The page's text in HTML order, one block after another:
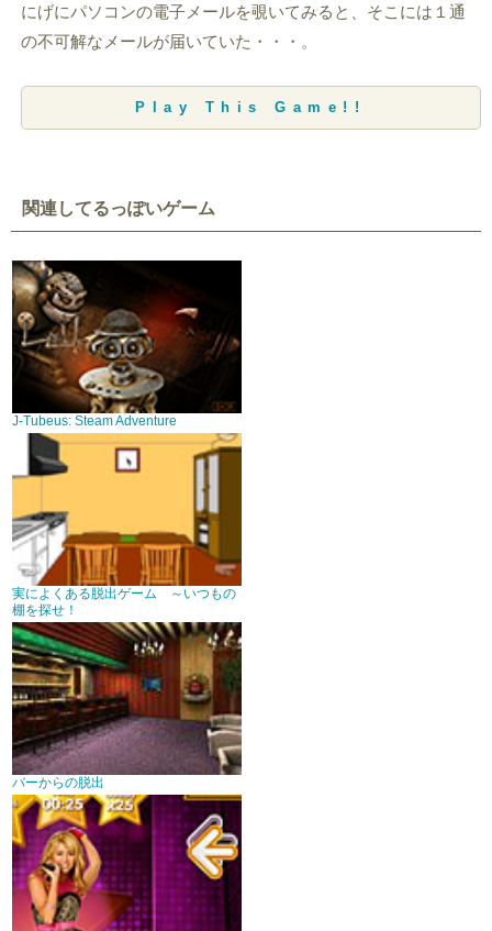
にげにパソコンの電子メールを覗いてみると、そこには１通
の不可解なメールが届いていた・・・。
Play This Game!!
関連してるっぽいゲーム
J-Tubeus: Steam Adventure
実によくある脱出ゲーム ～いつもの
棚を探せ！
バーからの脱出